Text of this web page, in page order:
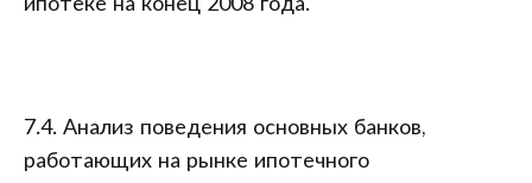
ипотеке на конец 2008 года.
7.4. Анализ поведения основных банков,
работающих на рынке ипотечного